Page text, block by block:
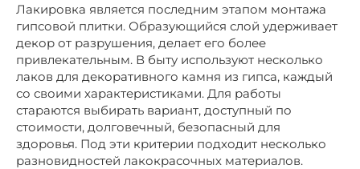
Лакировка является последним этапом монтажа
гипсовой плитки. Образующийся слой удерживает
декор от разрушения, делает его более
привлекательным. В быту используют несколько
лаков для декоративного камня из гипса, каждый
со своими характеристиками. Для работы
стараются выбирать вариант, доступный по
стоимости, долговечный, безопасный для
здоровья. Под эти критерии подходит несколько
разновидностей лакокрасочных материалов.